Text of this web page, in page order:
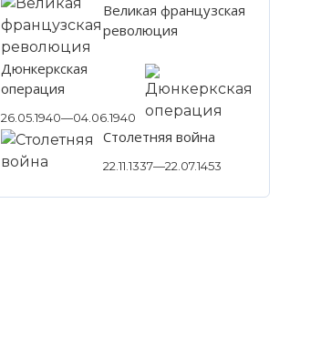
Великая французская
революция
Дюнкеркская
операция
26.05.1940—04.06.1940
Столетняя война
22.11.1337—22.07.1453